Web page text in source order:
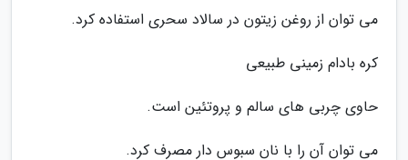
می توان از روغن زیتون در سالاد سحری استفاده کرد.
کره بادام زمینی طبیعی
حاوی چربی های سالم و پروتئین است.
می توان آن را با نان سبوس دار مصرف کرد.